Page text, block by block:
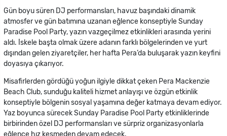
Gün boyu süren DJ performansları, havuz başındaki dinamik
atmosfer ve gün batımına uzanan eğlence konseptiyle Sunday
Paradise Pool Party, yazın vazgeçilmez etkinlikleri arasında yerini
aldı. İskele başta olmak üzere adanın farklı bölgelerinden ve yurt
dışından gelen ziyaretçiler, her hafta Pera’da buluşarak yazın keyfini
doyasıya çıkarıyor.
Misafirlerden gördüğü yoğun ilgiyle dikkat çeken Pera Mackenzie
Beach Club, sunduğu kaliteli hizmet anlayışı ve özgün etkinlik
konseptiyle bölgenin sosyal yaşamına değer katmaya devam ediyor.
Yaz boyunca sürecek Sunday Paradise Pool Party etkinliklerinde
birbirinden özel DJ performansları ve sürpriz organizasyonlarla